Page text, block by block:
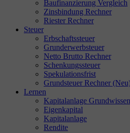
Baufinanzierung Vergleich
Zinsbindung Rechner
Riester Rechner
Steuer
Erbschaftssteuer
Grunderwerbsteuer
Netto Brutto Rechner
Schenkungssteuer
Spekulationsfrist
Grundsteuer Rechner
Lernen
Kapitalanlage Grundwissen
Eigenkapital
Kapitalanlage
Rendite